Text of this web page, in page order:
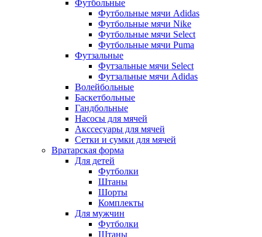
Футбольные
Футбольные мячи Adidas
Футбольные мячи Nike
Футбольные мячи Select
Футбольные мячи Puma
Футзальные
Футзальные мячи Select
Футзальные мячи Adidas
Волейбольные
Баскетбольные
Гандбольные
Насосы для мячей
Акссесуары для мячей
Сетки и сумки для мячей
Вратарская форма
Для детей
Футболки
Штаны
Шорты
Комплекты
Для мужчин
Футболки
Штаны